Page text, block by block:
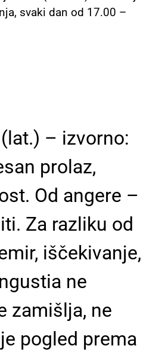
svaki dan od 17.00 –
– izvorno:
prolaz,
Od angere –
Za razliku od
iščekivanje,
ne
zamišlja, ne
pogled prema